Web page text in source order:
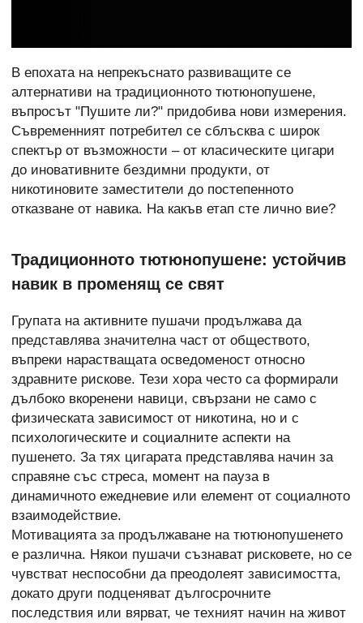
В епохата на непрекъснато развиващите се
алтернативи на традиционното тютюнопушене,
въпросът "Пушите ли?" придобива нови измерения.
Съвременният потребител се сблъсква с широк
спектър от възможности – от класическите цигари
до иновативните бездимни продукти, от
никотиновите заместители до постепенното
отказване от навика. На какъв етап сте лично вие?
Традиционното тютюнопушене: устойчив
навик в променящ се свят
Групата на активните пушачи продължава да
представлява значителна част от обществото,
въпреки нарастващата осведоменост относно
здравните рискове. Тези хора често са формирали
дълбоко вкоренени навици, свързани не само с
физическата зависимост от никотина, но и с
психологическите и социалните аспекти на
пушенето. За тях цигарата представлява начин за
справяне със стреса, момент на пауза в
динамичното ежедневие или елемент от социалното
взаимодействие.
Мотивацията за продължаване на тютюнопушенето
е различна. Някои пушачи съзнават рисковете, но се
чувстват неспособни да преодолеят зависимостта,
докато други подценяват дългосрочните
последствия или вярват, че техният начин на живот